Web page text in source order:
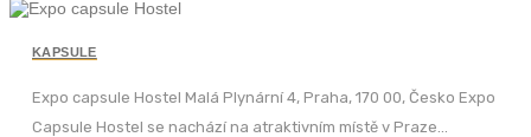
KAPSULE
Expo capsule Hostel Malá Plynární 4, Praha, 170 00, Česko Expo
Capsule Hostel se nachází na atraktivním místě v Praze...